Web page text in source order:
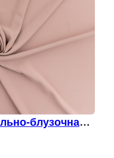
блузочная т